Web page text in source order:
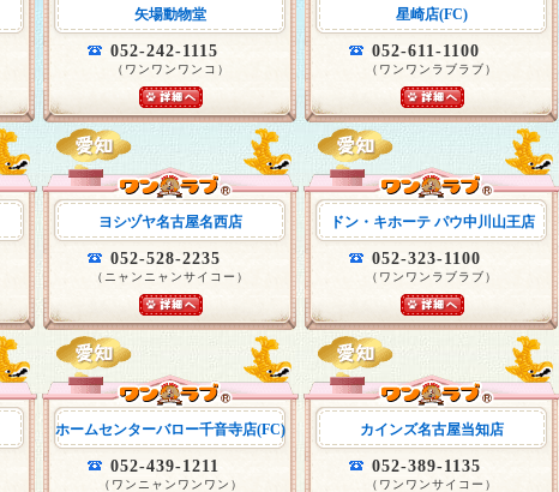
矢場動物堂
052-242-1115
（ワンワンワンコ）
星崎店(FC)
052-611-1100
（ワンワンラブラブ）
ヨシヅヤ名古屋名西店
052-528-2235
（ニャンニャンサイコー）
ドン・キホーテ パウ中川山王店
052-323-1100
（ワンワンラブラブ）
ホームセンターバロー千音寺店(FC)
052-439-1211
（ワンニャンワンワン）
カインズ名古屋当知店
052-389-1135
（ワンワンサイコー）